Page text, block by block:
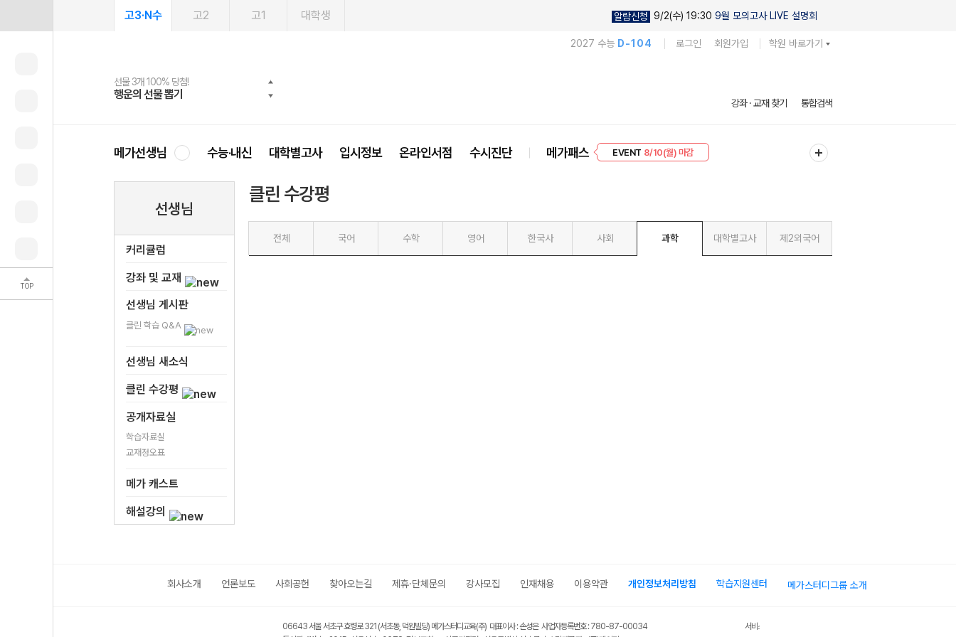
TOP
고3·N수 고2 고1 대학생 알람신청 9/2(수) 19:30 9월 모의고사 LIVE 설명회
2027 수능 D-104 로그인 회원가입 학원 바로가기
선물 3개 100% 당첨!
행운의 선물 뽑기
선물 100% 증정!
메가스터디 X 올리브
여름방학 스터디 캐시백
메가런 썸머스쿨
2027 러셀 단과
강사 공개선발
스마트러닝앱
설문 EVENT
메가패스
3일 무료 체험권
메가패스 수강생 무료혜택!
메가클럽 멤버십
사회공헌 캠페인
희망이룸 메가나눔
강좌 · 교재 찾기 통합검색
메가선생님 수능·내신 대학별고사 입시정보 온라인서점 수시진단 메가패스
EVENT 8/10(월) 마감
선생님
커리큘럼
강좌 및 교재
선생님 게시판
클린 학습 Q&A
선생님 새소식
클린 수강평
공개자료실
학습자료실
교재정오표
메가 캐스트
해설강의
클린 수강평
전체 국어 수학 영어 한국사 사회 과학 대학별고사 제2외국어
회사소개 언론보도 사회공헌 찾아오는길 제휴·단체문의 강사모집 인재채용 이용약관 개인정보처리방침 학습지원센터 메가스터디그룹 소개
06643 서울 서초구 효령로 321 (서초동, 덕원빌딩) 메가스터디교육(주) 대표이사 : 손성은 사업자등록번호 : 780-87-00034
서비스 가입사실 확인